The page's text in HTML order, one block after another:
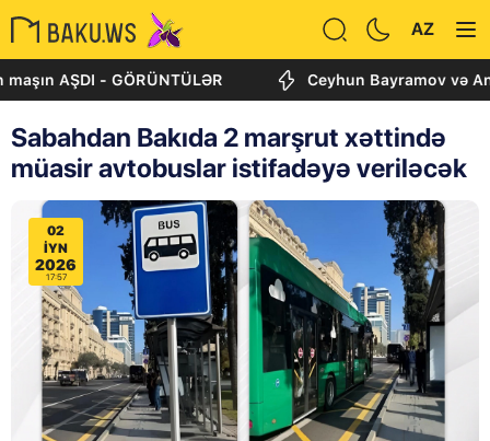
AZ
- GÖRÜNTÜLƏR Ceyhun Bayramov və Andrey
Sabahdan Bakıda 2 marşrut xəttində
müasir avtobuslar istifadəyə veriləcək
02
IYN
2026
17:57